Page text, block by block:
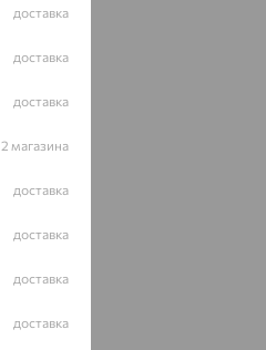
доставка
доставка
доставка
2 магазина
доставка
доставка
доставка
доставка